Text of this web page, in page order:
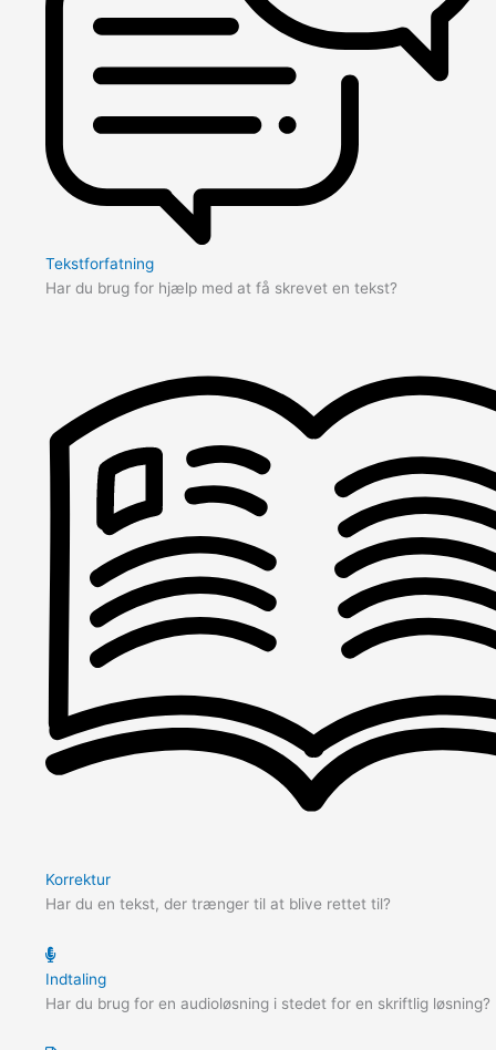
Tekstforfatning
Har du brug for hjælp med at få skrevet en tekst?
Korrektur
Har du en tekst, der trænger til at blive rettet til?
Indtaling
Har du brug for en audioløsning i stedet for en skriftlig løsning?